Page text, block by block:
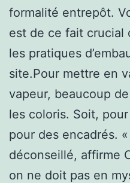
formalité entrepôt.
est de ce fait crucial
les pratiques
site.Pour mettre en
vapeur, beaucoup
les coloris. Soit,
pour des encadrés. «
déconseillé, affirme
on ne doit pas en